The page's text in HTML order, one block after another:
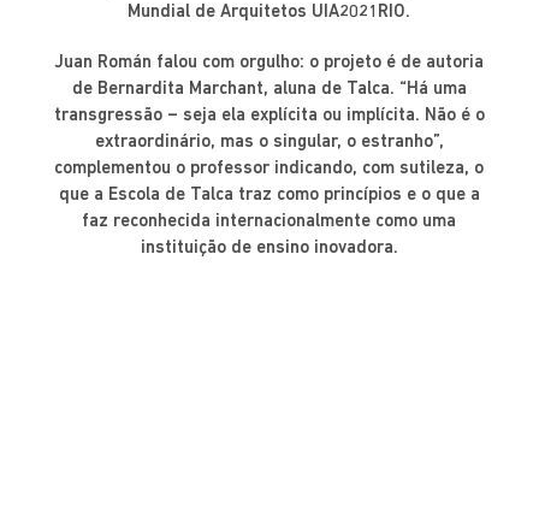
Mundial de Arquitetos UIA2021RIO.
Juan Román falou com orgulho: o projeto é de autoria
de Bernardita Marchant, aluna de Talca. “Há uma
transgressão – seja ela explícita ou implícita. Não é o
extraordinário, mas o singular, o estranho”,
complementou o professor indicando, com sutileza, o
que a Escola de Talca traz como princípios e o que a
faz reconhecida internacionalmente como uma
instituição de ensino inovadora.